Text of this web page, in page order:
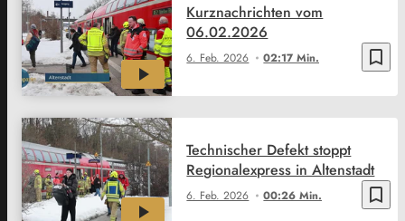
bookmark_border
6. Feb. 2026 02:17 Min.
Kurznachrichten vom
06.02.2026
bookmark_border
6. Feb. 2026 00:26 Min.
Technischer Defekt stoppt
Regionalexpress in Altenstadt